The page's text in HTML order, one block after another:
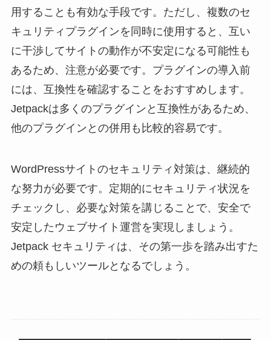
用することも有効な手段です。ただし、複数のセ
キュリティプラグインを同時に使用すると、互い
に干渉してサイトの動作が不安定になる可能性も
あるため、注意が必要です。プラグインの導入前
には、互換性を確認することをおすすめします。
Jetpackは多くのプラグインと互換性があるため、
他のプラグインとの併用も比較的容易です。
WordPressサイトのセキュリティ対策は、継続的
な努力が必要です。定期的にセキュリティ状況を
チェックし、必要な対策を講じることで、安全で
安定したウェブサイト運営を実現しましょう。
Jetpack セキュリティは、その第一歩を踏み出すた
めの頼もしいツールとなるでしょう。